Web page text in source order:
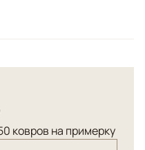
сочетается с
и натурального
ковров на примерку